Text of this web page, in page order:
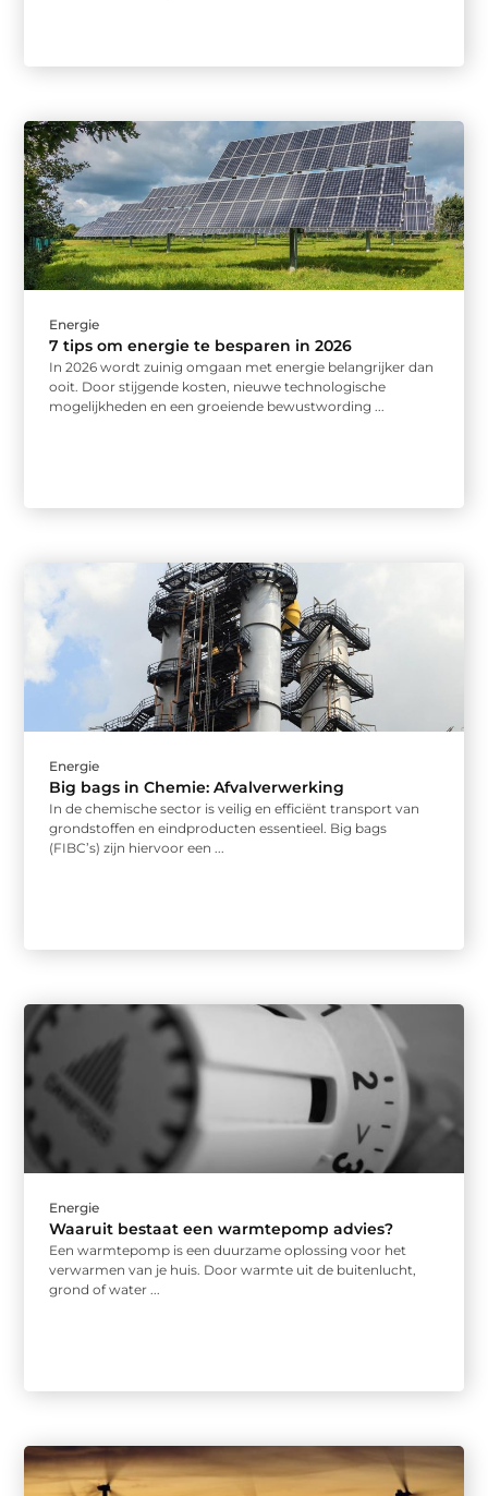
Energie
7 tips om energie te besparen in 2026
In 2026 wordt zuinig omgaan met energie belangrijker dan
ooit. Door stijgende kosten, nieuwe technologische
mogelijkheden en een groeiende bewustwording ...
Energie
Big bags in Chemie: Afvalverwerking
In de chemische sector is veilig en efficiënt transport van
grondstoffen en eindproducten essentieel. Big bags
(FIBC’s) zijn hiervoor een ...
Energie
Waaruit bestaat een warmtepomp advies?
Een warmtepomp is een duurzame oplossing voor het
verwarmen van je huis. Door warmte uit de buitenlucht,
grond of water ...